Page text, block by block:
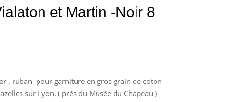
et Martin -Noir 8
, ruban pour garniture en gros grain de coton
sur Lyon, ( près du Musée du Chapeau )